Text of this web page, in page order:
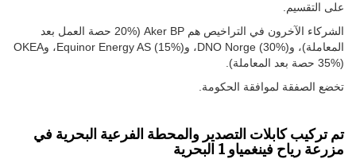
على التقسيم.
الشركاء الآخرون في التراخيص هم Aker BP (20% حصة العمل بعد
المعاملة)، وDNO Norge (30%)، وEquinor Energy AS (15%)، وOKEA
(35% حصة بعد المعاملة).
تخضع الصفقة لموافقة الحكومة.
تم تركيب كابلات التصدير والمحطة الفرعية البحرية في
مزرعة رياح فينغمياو 1 البحرية